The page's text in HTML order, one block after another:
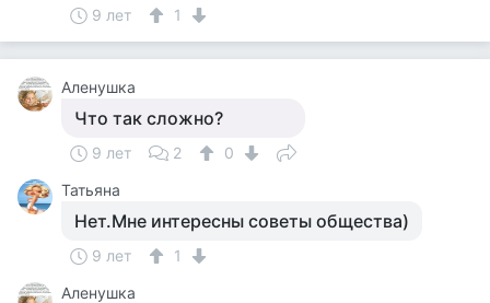
9 лет 1
Аленушка
Что так сложно?
9 лет 2
0
Татьяна
Нет.Мне интересны советы общества)
9 лет
1
Аленушка